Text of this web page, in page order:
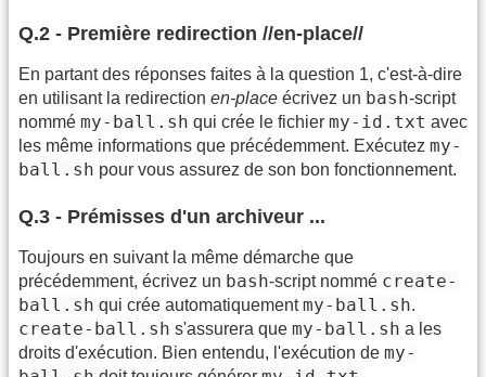
Q.2 - Première redirection //en-place//
En partant des réponses faites à la question 1, c'est-à-dire
en utilisant la redirection en-place écrivez un bash-script
nommé my-ball.sh qui crée le fichier my-id.txt avec
les même informations que précédemment. Exécutez my-
ball.sh pour vous assurez de son bon fonctionnement.
Q.3 - Prémisses d'un archiveur ...
Toujours en suivant la même démarche que
précédemment, écrivez un bash-script nommé create-
ball.sh qui crée automatiquementmy-ball.sh.
create-ball.sh s'assurera que my-ball.sh a les
droits d'exécution. Bien entendu, l'exécution de my-